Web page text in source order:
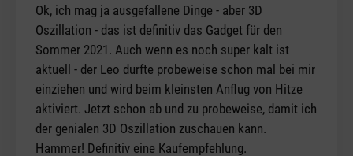
Ok, ich mag ja ausgefallene Dinge - aber 3D
Oszillation - das ist definitiv das Gadget für den
Sommer 2021. Auch wenn es noch super kalt ist
aktuell - der Leo durfte probeweise schon mal bei mir
einziehen und wird beim kleinsten Anflug von Hitze
aktiviert. Jetzt schon ab und zu probeweise, damit ich
der genialen 3D Oszillation zuschauen kann.
Hammer! Definitiv eine Kaufempfehlung.